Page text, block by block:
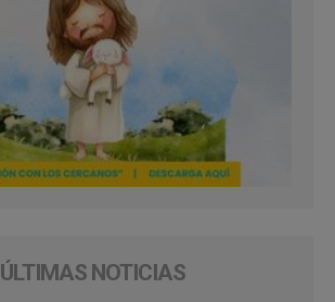
ÚLTIMAS NOTICIAS